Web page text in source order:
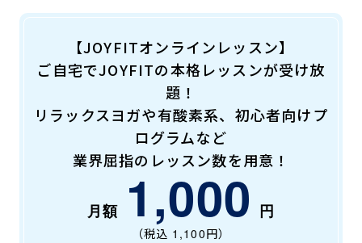
● 口座振替の場合
登録口座より毎月27日にお引落となります
※ご夫婦間は同一口座をご指定可能
※15歳-17歳、18歳の高校生の方は親権者申込とな
り、親権者口座からのお引落
【JOYFITオンラインレッスン】
ご自宅でJOYFITの本格レッスンが受け放
題！
リラックスヨガや有酸素系、初心者向けプ
ログラムなど
業界屈指のレッスン数を用意！
1,000
（税込 1,100円）